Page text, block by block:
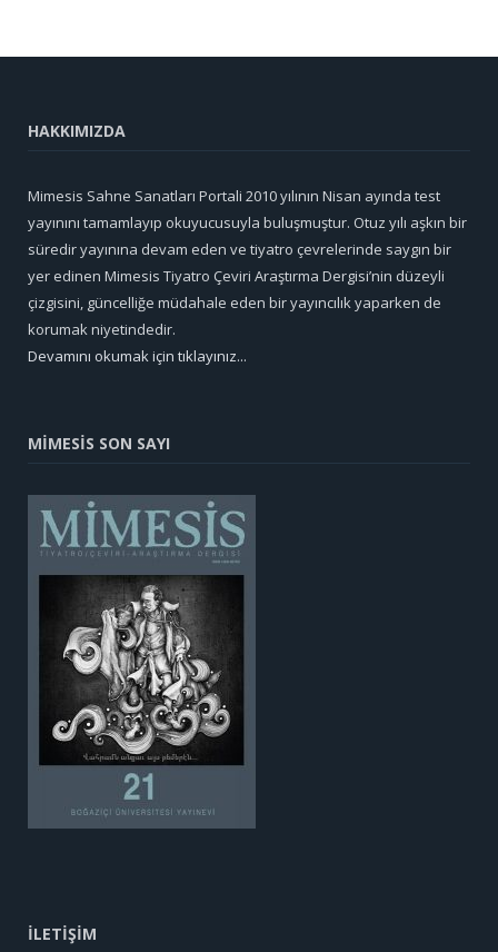
HAKKIMIZDA
Mimesis Sahne Sanatları Portali 2010 yılının Nisan ayında test
yayınını tamamlayıp okuyucusuyla buluşmuştur. Otuz yılı aşkın bir
süredir yayınına devam eden ve tiyatro çevrelerinde saygın bir
yer edinen Mimesis Tiyatro Çeviri Araştırma Dergisi’nin düzeyli
çizgisini, güncelliğe müdahale eden bir yayıncılık yaparken de
korumak niyetindedir.
Devamını okumak için tıklayınız...
MİMESİS SON SAYI
İLETİŞİM